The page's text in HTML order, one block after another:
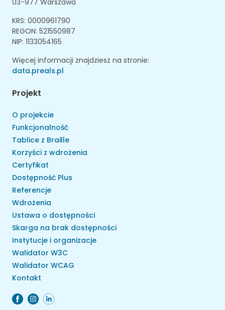
03-977 Warszawa
KRS: 0000961790
REGON: 521550987
NIP: 1133054165
Więcej informacji znajdziesz na stronie:
data.preals.pl
Projekt
O projekcie
Funkcjonalność
Tablice z Braille
Korzyści z wdrożenia
Certyfikat
Dostępność Plus
Referencje
Wdrożenia
Ustawa o dostępności
Skarga na brak dostępności
Instytucje i organizacje
Walidator W3C
Walidator WCAG
Kontakt